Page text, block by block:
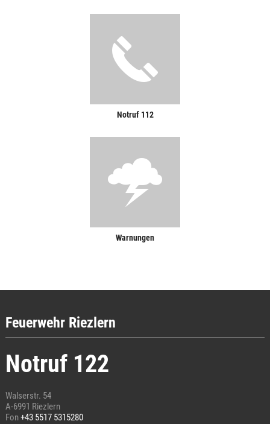
Notruf 112
Warnungen
Feuerwehr Riezlern
Notruf 122
Walserstr. 54
A-6991 Riezlern
Fon+43 5517 5315280